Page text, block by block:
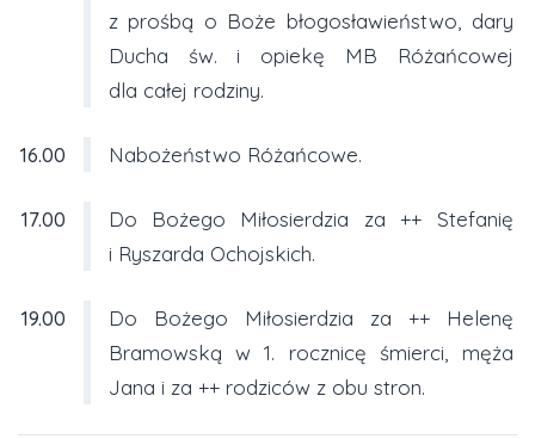
z prośbą o Boże błogosławieństwo, dary
Ducha św. i opiekę MB Różańcowej
dla całej rodziny.
16.00 Nabożeństwo Różańcowe.
17.00
Do Bożego Miłosierdzia za ++ Stefanię
i Ryszarda Ochojskich.
19.00
Do Bożego Miłosierdzia za ++ Helenę
Bramowską w 1. rocznicę śmierci, męża
Jana i za ++ rodziców z obu stron.